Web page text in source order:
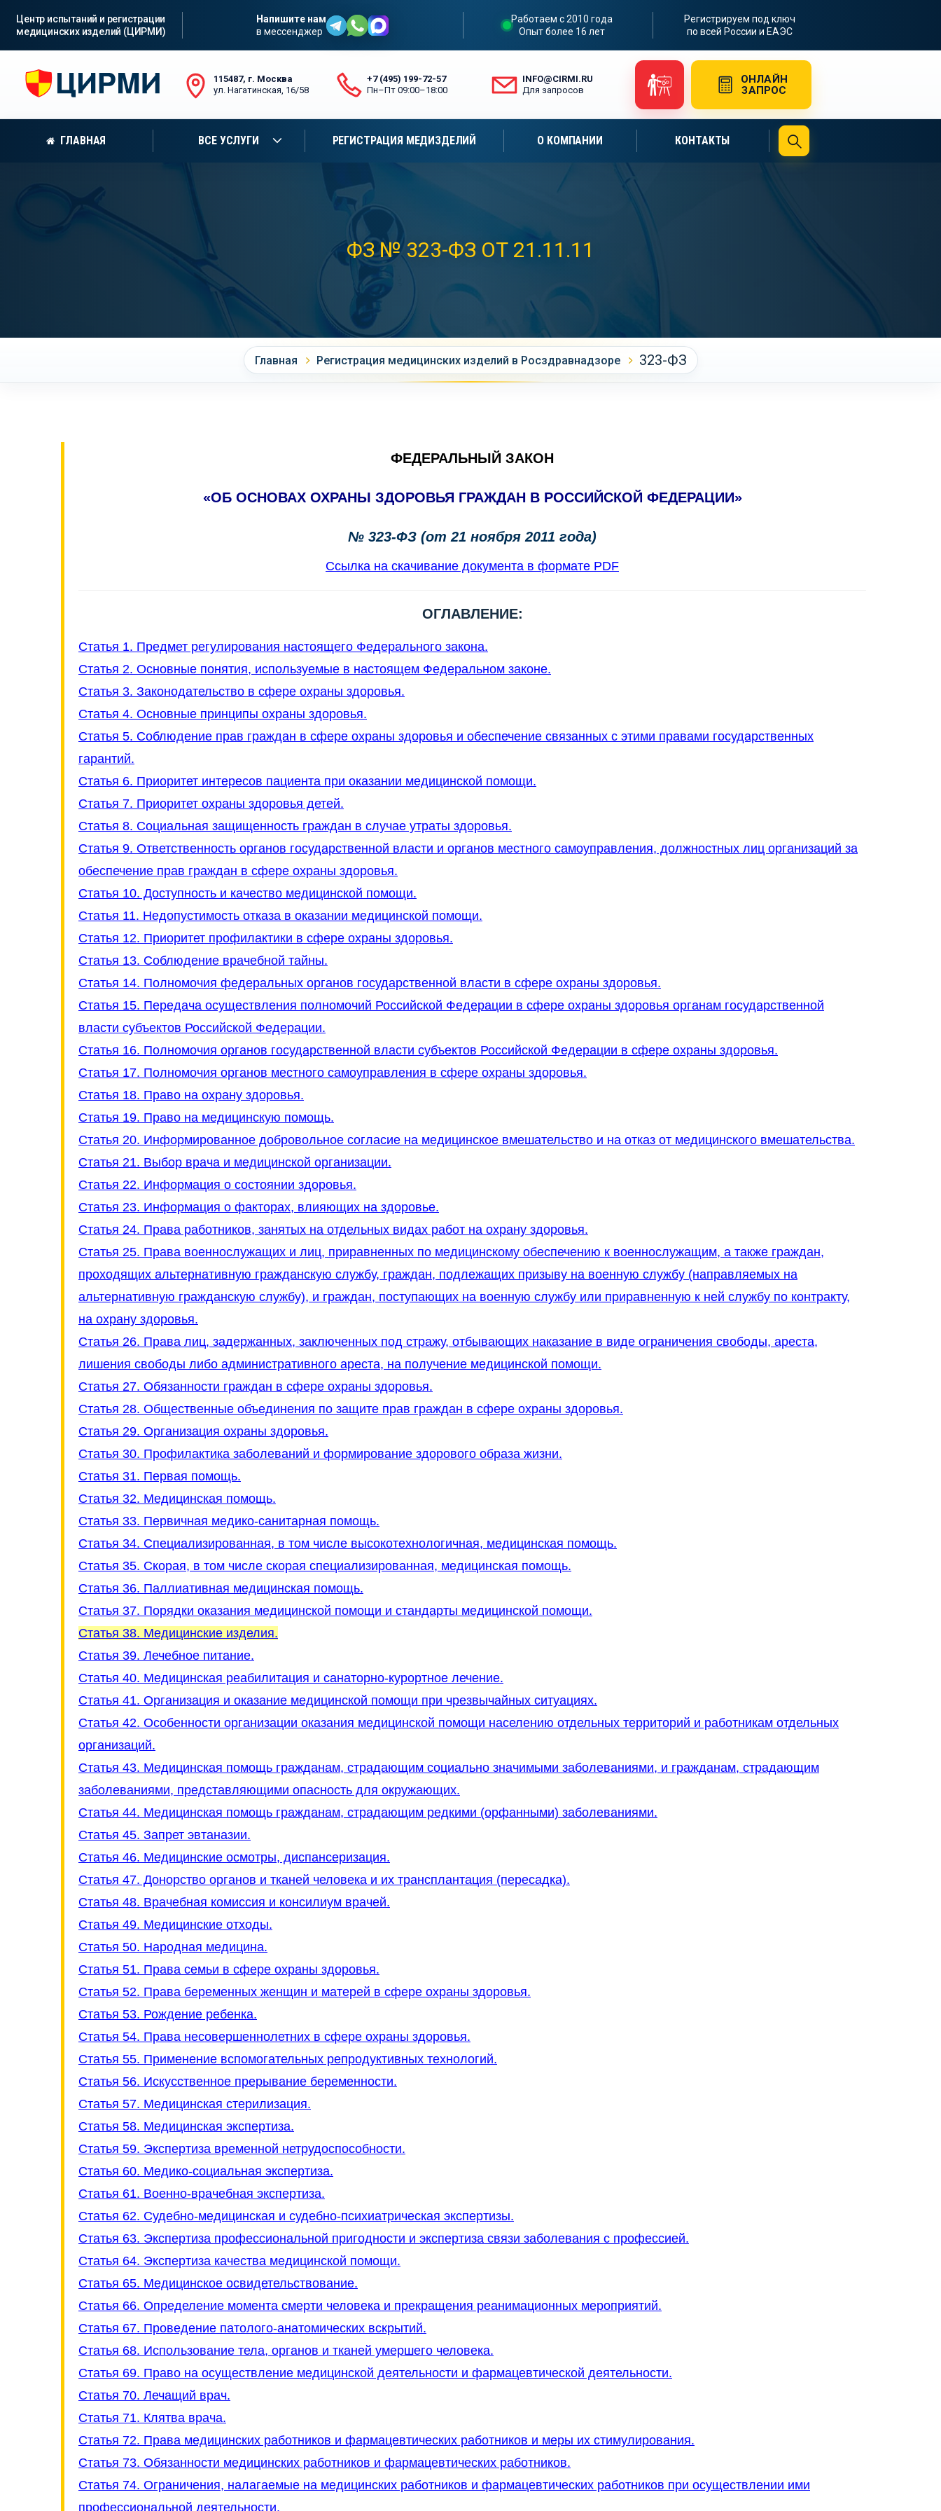
Центр испытаний и регистрации
медицинских изделий (ЦИРМИ)
Напишите нам
в мессенджер
Работаем с 2010 года
Опыт более 16 лет
Регистрируем под ключ
по всей России и ЕАЭС
115487, г. Москва
ул. Нагатинская, 16/58
+7 (495) 199-72-57
Пн–Пт 09:00–18:00
INFO@CIRMI.RU
Для запросов
ОНЛАЙН
ЗАПРОС
ГЛАВНАЯ ВСЕ УСЛУГИ РЕГИСТРАЦИЯ МЕДИЗДЕЛИЙ О КОМПАНИИ КОНТАКТЫ
ФЗ № 323-ФЗ ОТ 21.11.11
Главная Регистрация медицинских изделий в Росздравнадзоре 323-ФЗ
ФЕДЕРАЛЬНЫЙ ЗАКОН
«ОБ ОСНОВАХ ОХРАНЫ ЗДОРОВЬЯ ГРАЖДАН В РОССИЙСКОЙ ФЕДЕРАЦИИ»
№ 323-ФЗ (от 21 ноября 2011 года)
Ссылка на скачивание документа в формате PDF
ОГЛАВЛЕНИЕ:
Статья 1. Предмет регулирования настоящего Федерального закона.
Статья 2. Основные понятия, используемые в настоящем Федеральном законе.
Статья 3. Законодательство в сфере охраны здоровья.
Статья 4. Основные принципы охраны здоровья.
Статья 5. Соблюдение прав граждан в сфере охраны здоровья и обеспечение связанных с этими правами государственных
гарантий.
Статья 6. Приоритет интересов пациента при оказании медицинской помощи.
Статья 7. Приоритет охраны здоровья детей.
Статья 8. Социальная защищенность граждан в случае утраты здоровья.
Статья 9. Ответственность органов государственной власти и органов местного самоуправления, должностных лиц организаций за
обеспечение прав граждан в сфере охраны здоровья.
Статья 10. Доступность и качество медицинской помощи.
Статья 11. Недопустимость отказа в оказании медицинской помощи.
Статья 12. Приоритет профилактики в сфере охраны здоровья.
Статья 13. Соблюдение врачебной тайны.
Статья 14. Полномочия федеральных органов государственной власти в сфере охраны здоровья.
Статья 15. Передача осуществления полномочий Российской Федерации в сфере охраны здоровья органам государственной
власти субъектов Российской Федерации.
Статья 16. Полномочия органов государственной власти субъектов Российской Федерации в сфере охраны здоровья.
Статья 17. Полномочия органов местного самоуправления в сфере охраны здоровья.
Статья 18. Право на охрану здоровья.
Статья 19. Право на медицинскую помощь.
Статья 20. Информированное добровольное согласие на медицинское вмешательство и на отказ от медицинского вмешательства.
Статья 21. Выбор врача и медицинской организации.
Статья 22. Информация о состоянии здоровья.
Статья 23. Информация о факторах, влияющих на здоровье.
Статья 24. Права работников, занятых на отдельных видах работ на охрану здоровья.
Статья 25. Права военнослужащих и лиц, приравненных по медицинскому обеспечению к военнослужащим, а также граждан,
проходящих альтернативную гражданскую службу, граждан, подлежащих призыву на военную службу (направляемых на
альтернативную гражданскую службу), и граждан, поступающих на военную службу или приравненную к ней службу по контракту,
на охрану здоровья.
Статья 26. Права лиц, задержанных, заключенных под стражу, отбывающих наказание в виде ограничения свободы, ареста,
лишения свободы либо административного ареста, на получение медицинской помощи.
Статья 27. Обязанности граждан в сфере охраны здоровья.
Статья 28. Общественные объединения по защите прав граждан в сфере охраны здоровья.
Статья 29. Организация охраны здоровья.
Статья 30. Профилактика заболеваний и формирование здорового образа жизни.
Статья 31. Первая помощь.
Статья 32. Медицинская помощь.
Статья 33. Первичная медико-санитарная помощь.
Статья 34. Специализированная, в том числе высокотехнологичная, медицинская помощь.
Статья 35. Скорая, в том числе скорая специализированная, медицинская помощь.
Статья 36. Паллиативная медицинская помощь.
Статья 37. Порядки оказания медицинской помощи и стандарты медицинской помощи.
Статья 38. Медицинские изделия.
Статья 39. Лечебное питание.
Статья 40. Медицинская реабилитация и санаторно-курортное лечение.
Статья 41. Организация и оказание медицинской помощи при чрезвычайных ситуациях.
Статья 42. Особенности организации оказания медицинской помощи населению отдельных территорий и работникам отдельных
организаций.
Статья 43. Медицинская помощь гражданам, страдающим социально значимыми заболеваниями, и гражданам, страдающим
заболеваниями, представляющими опасность для окружающих.
Статья 44. Медицинская помощь гражданам, страдающим редкими (орфанными) заболеваниями.
Статья 45. Запрет эвтаназии.
Статья 46. Медицинские осмотры, диспансеризация.
Статья 47. Донорство органов и тканей человека и их трансплантация (пересадка).
Статья 48. Врачебная комиссия и консилиум врачей.
Статья 49. Медицинские отходы.
Статья 50. Народная медицина.
Статья 51. Права семьи в сфере охраны здоровья.
Статья 52. Права беременных женщин и матерей в сфере охраны здоровья.
Статья 53. Рождение ребенка.
Статья 54. Права несовершеннолетних в сфере охраны здоровья.
Статья 55. Применение вспомогательных репродуктивных технологий.
Статья 56. Искусственное прерывание беременности.
Статья 57. Медицинская стерилизация.
Статья 58. Медицинская экспертиза.
Статья 59. Экспертиза временной нетрудоспособности.
Статья 60. Медико-социальная экспертиза.
Статья 61. Военно-врачебная экспертиза.
Статья 62. Судебно-медицинская и судебно-психиатрическая экспертизы.
Статья 63. Экспертиза профессиональной пригодности и экспертиза связи заболевания с профессией.
Статья 64. Экспертиза качества медицинской помощи.
Статья 65. Медицинское освидетельствование.
Статья 66. Определение момента смерти человека и прекращения реанимационных мероприятий.
Статья 67. Проведение патолого-анатомических вскрытий.
Статья 68. Использование тела, органов и тканей умершего человека.
Статья 69. Право на осуществление медицинской деятельности и фармацевтической деятельности.
Статья 70. Лечащий врач.
Статья 71. Клятва врача.
Статья 72. Права медицинских работников и фармацевтических работников и меры их стимулирования.
Статья 73. Обязанности медицинских работников и фармацевтических работников.
Статья 74. Ограничения, налагаемые на медицинских работников и фармацевтических работников при осуществлении ими
профессиональной деятельности.